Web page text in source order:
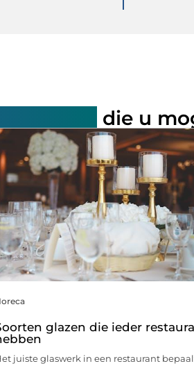
die u
glazen die ieder
juiste glaswerk in een restaurant